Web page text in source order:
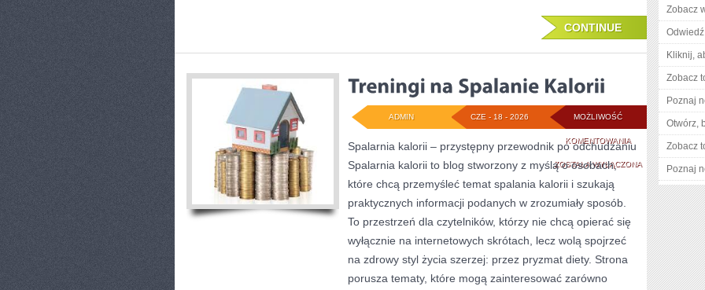
CONTINUE
MOŻLIWOŚĆ
KOMENTOWANIATRENINGI
NA
SPALANIE
KALORII
ZOSTAŁA WYŁĄCZONA
CZE - 18 - 2026
ADMIN
Spalarnia kalorii – przystępny przewodnik po odchudzaniu
Spalarnia kalorii to blog stworzony z myślą o osobach,
które chcą przemyśleć temat spalania kalorii i szukają
praktycznych informacji podanych w zrozumiały sposób.
To przestrzeń dla czytelników, którzy nie chcą opierać się
wyłącznie na internetowych skrótach, lecz wolą spojrzeć
na zdrowy styl życia szerzej: przez pryzmat diety. Strona
porusza tematy, które mogą zainteresować zarówno
Zobacz
Kliknij,
Zobacz
Poznaj
Otwórz,
Zobacz
Poznaj